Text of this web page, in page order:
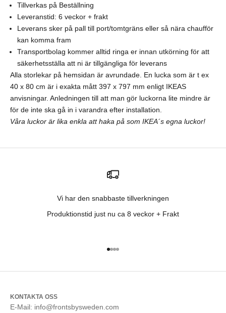
Tillverkas på Beställning
Leveranstid: 6 veckor + frakt
Leverans sker på pall till port/tomtgräns eller så nära chaufför
kan komma fram
Transportbolag kommer alltid ringa er innan utkörning för att
säkerhetsställa att ni är tillgängliga för leverans
Alla storlekar på hemsidan är avrundade. En lucka som är t ex
40 x 80 cm är i exakta mått 397 x 797 mm enligt IKEAS
anvisningar. Anledningen till att man gör luckorna lite mindre är
för de inte ska gå in i varandra efter installation.
Våra luckor är lika enkla att haka på som IKEA´s egna luckor!
Vi har den snabbaste tillverkningen
Produktionstid just nu ca 8 veckor + Frakt
Gå till 1
Gå till 2
Gå till 3
Gå till 4
KONTAKTA OSS
E-Mail: info@frontsbysweden.com